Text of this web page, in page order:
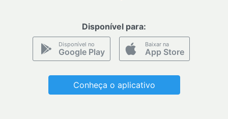
Disponível para:
Disponível no
Google Play
Baixar na
App Store
Conheça o aplicativo